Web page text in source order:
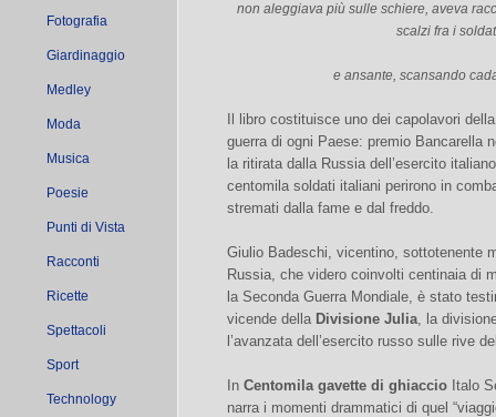
Fotografia
Giardinaggio
Medley
Moda
Musica
Poesie
Punti di Vista
Racconti
Ricette
Spettacoli
Sport
Technology
non aleggiava più sulle schiere, aveva
scalzi fra i
e ansante, scansando
Il libro costituisce uno dei capolavori
guerra di ogni Paese: premio Bancarella
la ritirata dalla Russia dell’esercito
centomila soldati italiani perirono in
stremati dalla fame e dal freddo.
Giulio Badeschi, vicentino, sottotenente
Russia, che videro coinvolti centinaia di
la Seconda Guerra Mondiale, è stato
vicende della Divisione Julia, la
l’avanzata dell’esercito russo sulle rive
In Centomila gavette di ghiaccio Italo
narra i momenti drammatici di quel